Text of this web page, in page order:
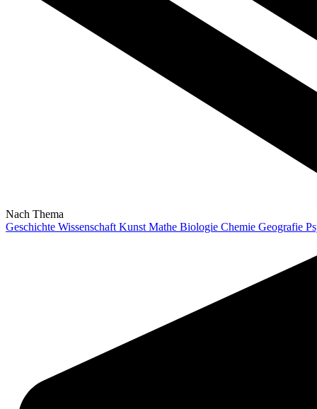
Nach Thema
Geschichte Wissenschaft Kunst Mathe Biologie Chemie Geografie